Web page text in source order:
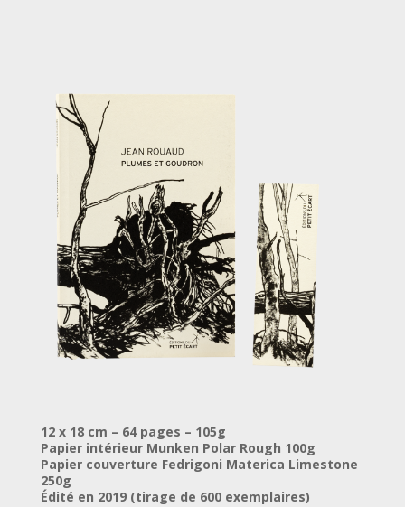
12 x 18 cm – 64 pages – 105g
Papier intérieur Munken Polar Rough 100g
Papier couverture Fedrigoni Materica Limestone
250g
Édité en 2019 (tirage de 600 exemplaires)